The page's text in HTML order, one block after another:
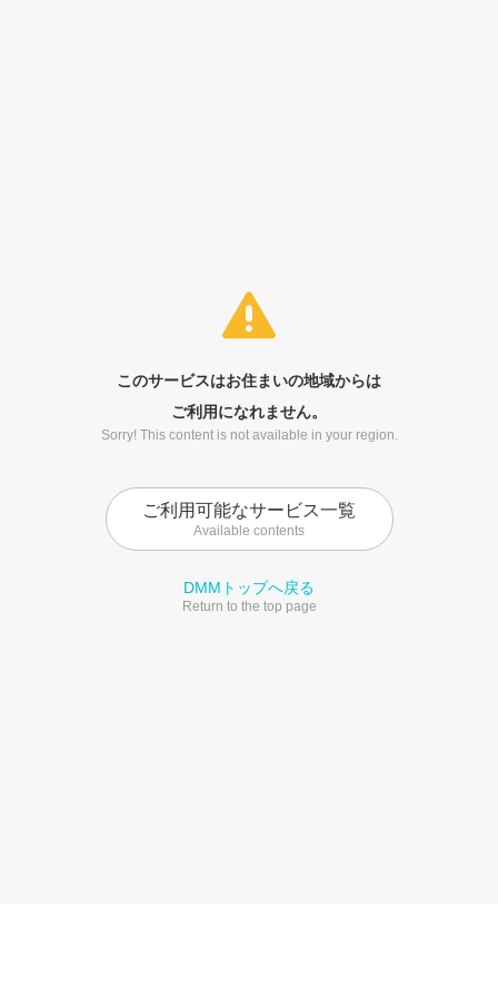
このサービスはお住まいの地域からは
ご利用になれません。
Sorry! This content is not available in your region.
ご利用可能なサービス一覧
Available contents
DMMトップへ戻る
Return to the top page